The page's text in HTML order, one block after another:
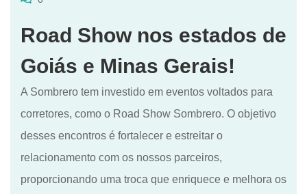
Road Show nos estados de
Goiás e Minas Gerais!
A Sombrero tem investido em eventos voltados para
corretores, como o Road Show Sombrero. O objetivo
desses encontros é fortalecer e estreitar o
relacionamento com os nossos parceiros,
proporcionando uma troca que enriquece e melhora os